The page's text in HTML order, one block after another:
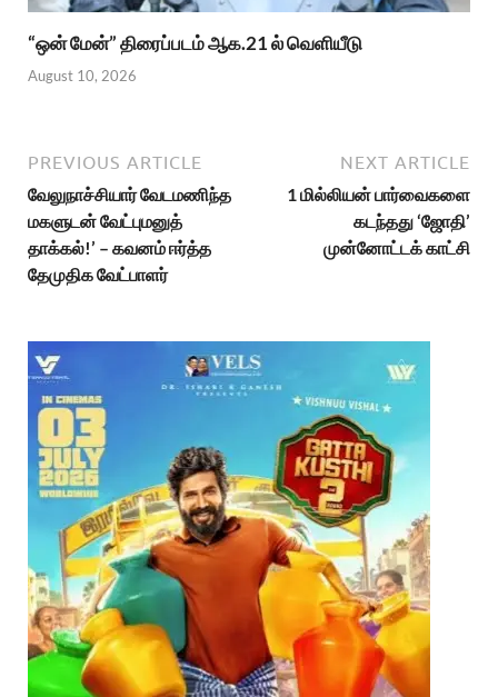
“ஒன் மேன்” திரைப்படம் ஆக.21 ல் வெளியீடு
August 10, 2026
PREVIOUS ARTICLE
வேலுநாச்சியார் வேடமணிந்த
மகளுடன் வேட்புமனுத்
தாக்கல்!’ – கவனம் ஈர்த்த
தேமுதிக வேட்பாளர்
NEXT ARTICLE
1 மில்லியன் பார்வைகளை
கடந்தது ‘ஜோதி’
முன்னோட்டக் காட்சி